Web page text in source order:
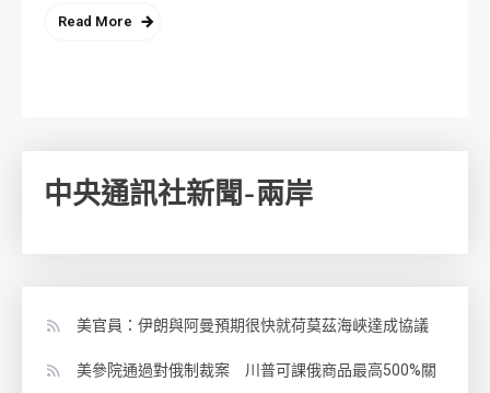
Read More
中央通訊社新聞-兩岸
美官員：伊朗與阿曼預期很快就荷莫茲海峽達成協議
美參院通過對俄制裁案 川普可課俄商品最高500%關